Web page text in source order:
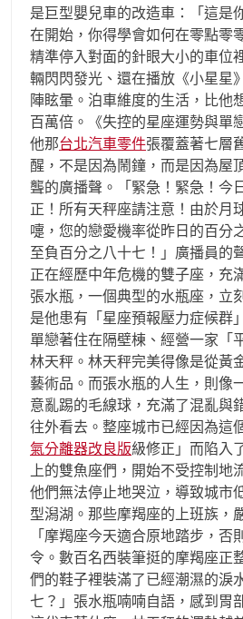
是巨型嬰兒車的改造車：「這是
在開始，你得學會如何在零點零
精準停入對面的針眼大小的車位
輛閃閃發光、還在播放《小星星
陣眩暈。泊車維度的生活，比他
百萬倍。《失控的星座運勢與單
他那台北汽車零件張覆蓋著七層
醒，不是因為鬧鐘，而是因為屋
聾的廣播聲。「緊急！緊急！今
正！所有天秤座請注意！由於月
嚏，您的戀愛機率從昨日的百分
至負百分之八十七！」廣播員的
正在經歷中年危機的雙子座，充
張水瓶，一個典型的水瓶座，立
是他患有「星座預報壓力症候群
單戀著住在隔壁棟、經營一家「
林天秤。林天秤完美得像是從黃
藝術品。而張水瓶的人生，則像
意亂踢的毛線球，充滿了混亂與
往外看去。整座城市已經因為這
氣分離器改良版級修正」而陷入
上的雙魚座們，開始不受控制地
他們無法停止地哭泣，導致城市
型潟湖。那些摩羯座的上班族，
「摩羯座今天適合原地踏步，否
令。數百名西裝筆挺的摩羯座正
們的鞋子裡裝滿了已經潮濕的淚
七？」張水瓶喃喃自語，感到胃